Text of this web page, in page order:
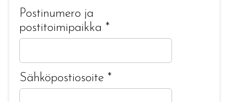
Postinumero ja
postitoimipaikka *
Sähköpostiosoite *